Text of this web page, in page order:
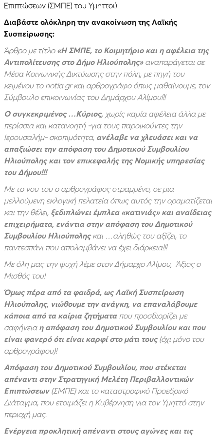
Επιπτώσεων (ΣΜΠΕ) του Υμηττού.
Διαβάστε ολόκληρη την ανακοίνωση της Λαϊκής
Συσπείρωσης:
Άρθρο με τίτλο «H ΣΜΠΕ, το Κοιμητήριο και η αφέλεια της
Αντιπολίτευσης στο Δήμο Ηλιούπολης» αναπαράγεται σε
Μέσα Κοινωνικής Δικτύωσης στην πόλη, με πηγή του
κειμένου το notia.gr και αρθρογράφο όπως μαθαίνουμε, τον
Σύμβουλο επικοινωνίας του Δημάρχου Αλίμου!!!
Ο συγκεκριμένος …Κύριος, χωρίς καμία αφέλεια άλλα με
περίσσια και κατανοητή -για τους παροικούντες την
Ιερουσαλήμ- σκοπιμότητα, ανέλαβε να χλευάσει και να
απαξιώσει την απόφαση του Δημοτικού Συμβουλίου
Ηλιούπολης και τον επικεφαλής της Νομικής υπηρεσίας
του Δήμου!!!
Με το νου του ο αρθρογράφος στραμμένο, σε μια
μελλούμενη εκλογική πελατεία όπως αυτός την οραματίζεται
και την θέλει, ξεδιπλώνει έμπλεα «κατινιάς» και αναίδειας
επιχειρήματα, ενάντια στην απόφαση του Δημοτικού
Συμβουλίου Ηλιούποληςκαι …αληθώς του αξίζει, το
παντεσπάνι που απολαμβάνει να έχει διάρκεια!!!
Με όλη μας την ψυχή λέμε στον Δήμαρχο Αλίμου, Άξιος ο
Μισθός του!
Όμως πέρα από τα φαιδρά, ως Λαϊκή Συσπείρωση
Ηλιούπολης, νιώθουμε την ανάγκη, να επαναλάβουμε
κάποια από τα καίρια ζητήματαπου προσδιορίζει με
σαφήνεια η απόφαση του Δημοτικού Συμβουλίου και που
είναι φανερό ότι είναι καρφί στο μάτι τους(όχι μόνο του
αρθρογράφου)!
Απόφαση του Δημοτικού Συμβουλίου, που στέκεται
απέναντι στην Στρατηγική Μελέτη Περιβαλλοντικών
Επιπτώσεων(ΣΜΠΕ) και το καταστροφικό Προεδρικό
Διάταγμα, που ετοιμάζει η Κυβέρνηση για τον Υμηττό στην
περιοχή μας.
Ενέργεια προκλητική απέναντι στους αγώνες και τις